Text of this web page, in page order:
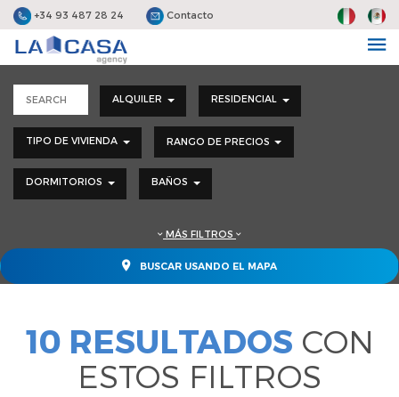
+34 93 487 28 24 Contacto
ALQUILER RESIDENCIAL
TIPO DE VIVIENDA RANGO DE PRECIOS
DORMITORIOS BAÑOS
MÁS FILTROS
BUSCAR USANDO EL MAPA
10 RESULTADOS CON
ESTOS FILTROS